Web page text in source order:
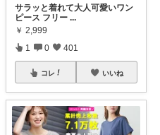
サラッと着れて大人可愛いワン
ピース フリー ...
￥ 2,999
1 0 401
コレ いいね